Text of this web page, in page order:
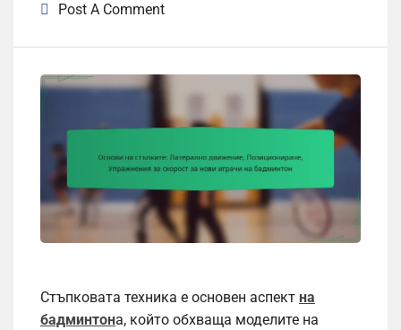
Post A Comment
Стъпковата техника е основен аспект на
бадминтона, който обхваща моделите на